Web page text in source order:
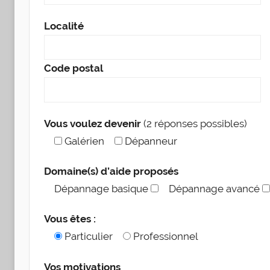
Loca­li­té
Code pos­tal
Vous vou­lez deve­nir (2 réponses possibles)
Galé­rien
Dépan­neur
Domaine(s) d’aide proposés
Dépan­nage basique
Dépan­nage avan­cé
Vous êtes :
Par­ti­cu­lier
Pro­fes­sion­nel
Vos moti­va­tions